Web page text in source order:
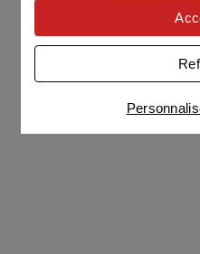
nous servons de
contenus et
Univers
nos partenaires
publicités
Connaître notre politique
partenaires